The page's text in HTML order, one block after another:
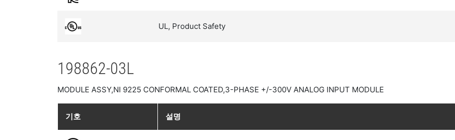
UL, Product Safety
198862-03L
MODULE ASSY,NI 9225 CONFORMAL COATED,3-PHASE +/-300V ANALOG INPUT MODULE
기호 설명